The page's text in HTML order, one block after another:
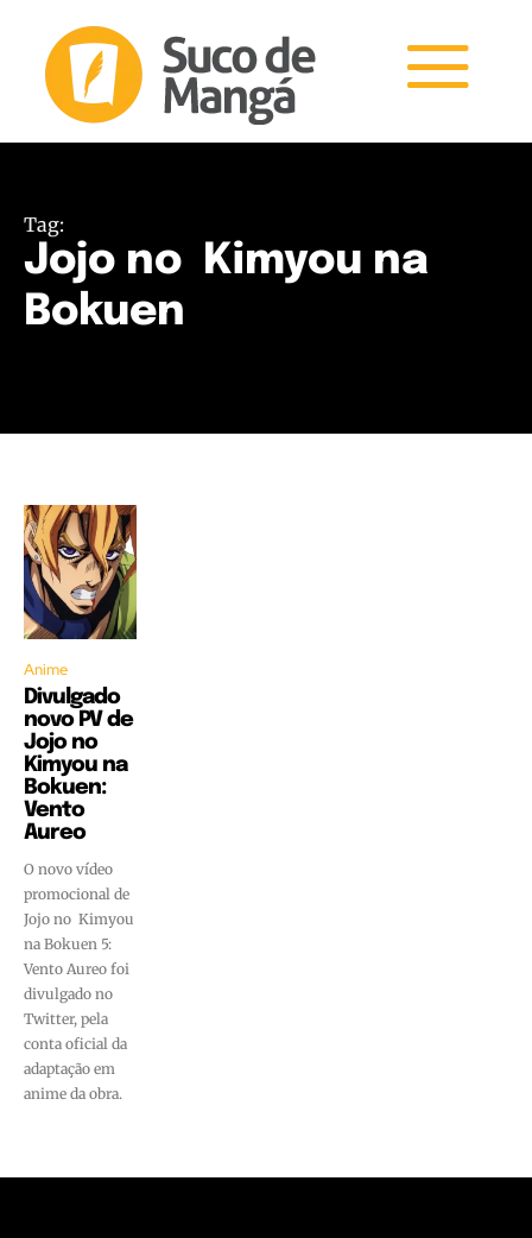
Tag:
Jojo no Kimyou na
Bokuen
Anime
Divulgado
novo PV de
Jojo no
Kimyou na
Bokuen:
Vento
Aureo
O novo vídeo
promocional de
Jojo no Kimyou
na Bokuen 5:
Vento Aureo foi
divulgado no
Twitter, pela
conta oficial da
adaptação em
anime da obra.